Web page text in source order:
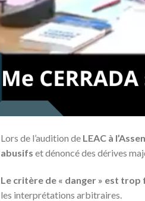
Lors de l’audition de LEAC à
abusifs et dénoncé des dérives
Le critère de « danger » est
les interprétations arbitraires.